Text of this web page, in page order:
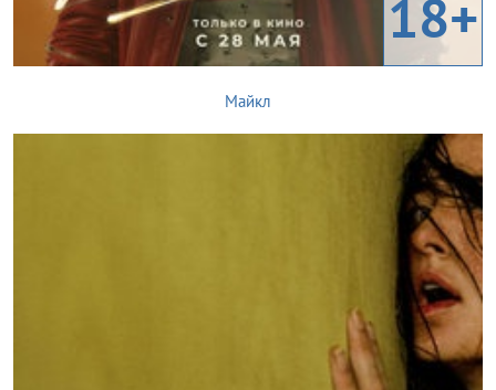
18+
Майкл